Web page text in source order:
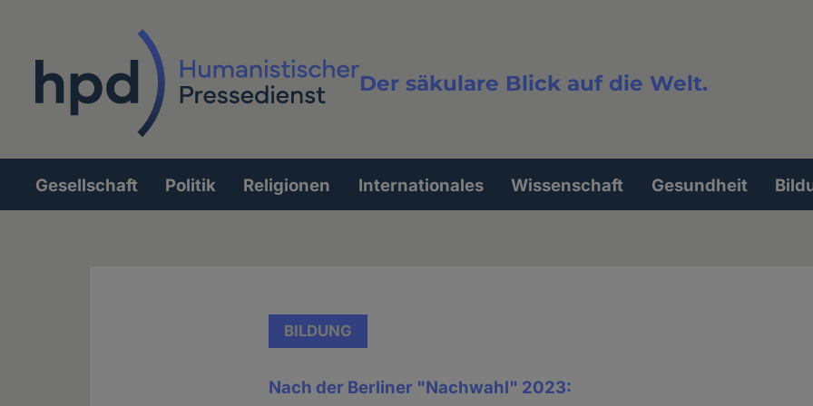
Der säkulare Blick auf die Welt.
Volltextsuche
Hauptnavigation
Gesellschaft Politik Religionen Internationales Wissenschaft Gesundheit
BILDUNG
Nach der Berliner "Nachwahl" 2023: